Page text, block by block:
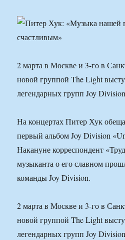
2 марта в Москве и 3-го в
новой группой The Light
легендарных групп Joy
На концертах Питер Хук
первый альбом Joy Division
Накануне корреспондент
музыканта о его славном
команды Joy Division.
2 марта в Москве и 3-го в
новой группой The Light
легендарных групп Joy